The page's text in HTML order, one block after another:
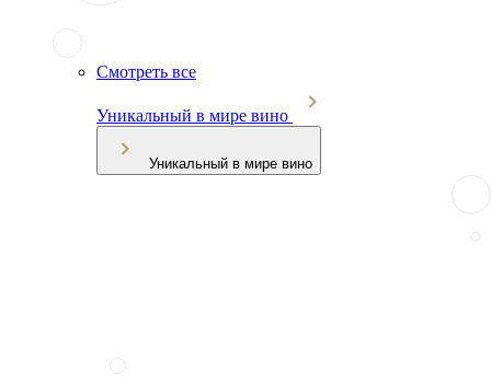
Смотреть все
Уникальный в мире вино
Уникальный в мире вино